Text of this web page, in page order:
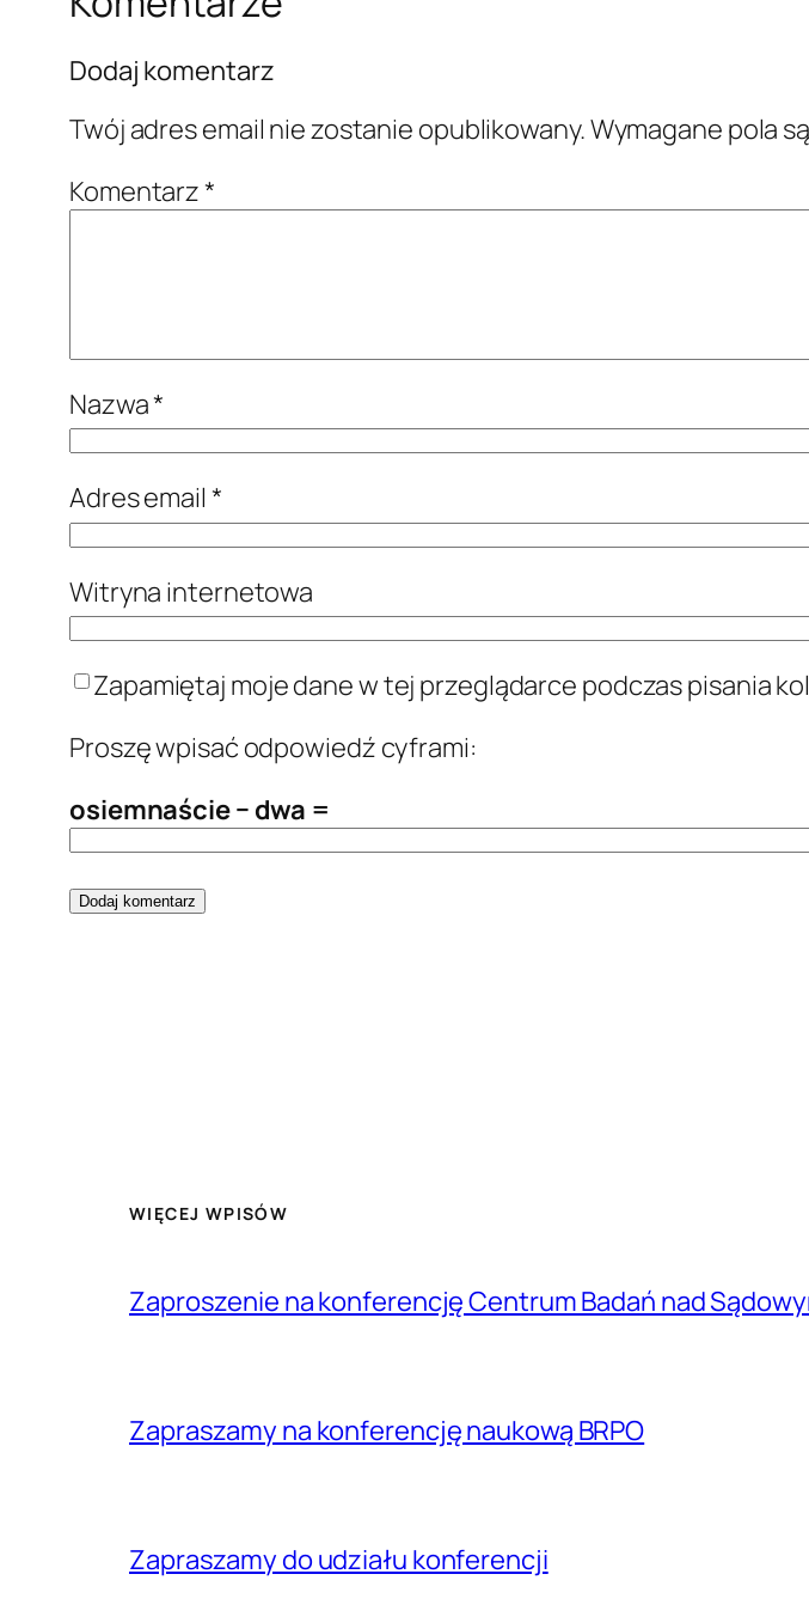
Dodaj komentarz
Twój adres email nie zostanie opublikowany.Wymagane pola
Komentarz*
Nazwa*
Adres email *
Witryna internetowa
Zapamiętaj moje dane w tej przeglądarce podczas pisania
Proszę wpisać odpowiedź cyframi:
osiemnaście − dwa =
WIĘCEJ WPISÓW
Zaproszenie na konferencję Centrum Badań nad
Zapraszamy na konferencję naukową BRPO
Zapraszamy do udziału konferencji